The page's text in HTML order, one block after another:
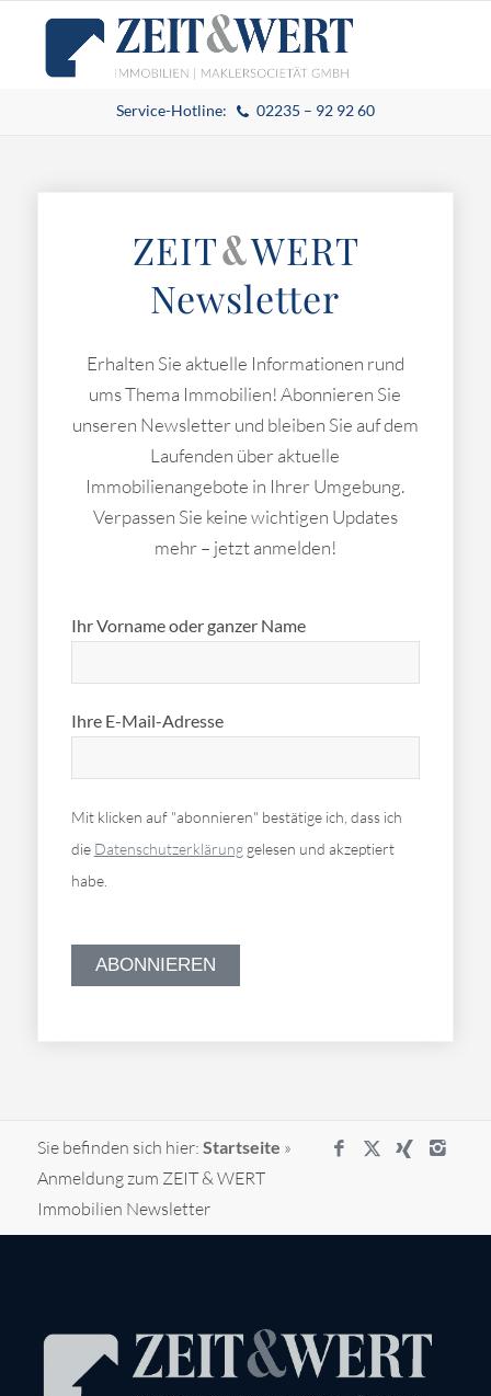
Service-Hotline: 02235 – 92 92 60
ZEIT&WERT
Newsletter
Erhalten Sie aktuelle Informationen rund
ums Thema Immobilien! Abonnieren Sie
unseren Newsletter und bleiben Sie auf dem
Laufenden über aktuelle
Immobilienangebote in Ihrer Umgebung.
Verpassen Sie keine wichtigen Updates
mehr – jetzt anmelden!
Ihr Vorname oder ganzer Name
Ihre E-Mail-Adresse
Mit klicken auf "abonnieren" bestätige ich, dass ich
die Datenschutzerklärunggelesen und akzeptiert
habe.
lasse
dieses
Sie befinden sich hier: Startseite »
Anmeldung zum ZEIT & WERT
Immobilien Newsletter